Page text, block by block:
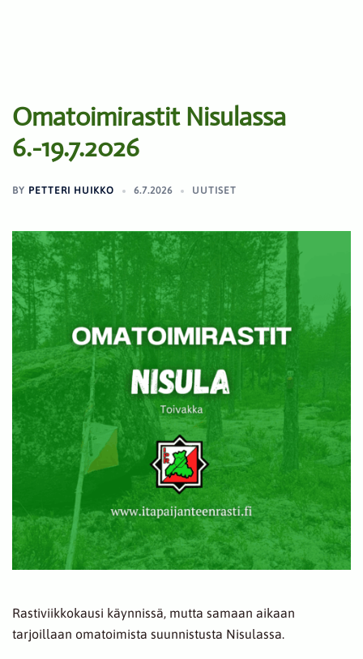
Omatoimirastit Nisulassa
6.-19.7.2026
BY PETTERI HUIKKO 6.7.2026 UUTISET
Rastiviikkokausi käynnissä, mutta samaan aikaan
tarjoillaan omatoimista suunnistusta Nisulassa.